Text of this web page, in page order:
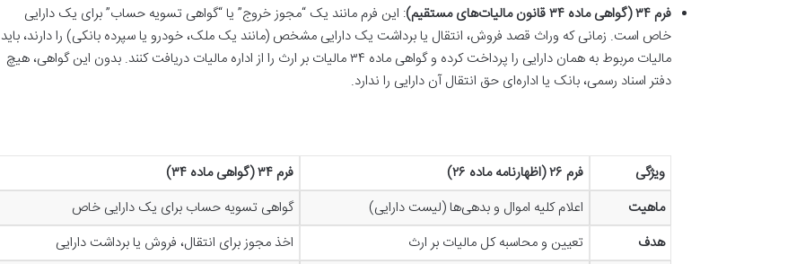
فرم ۳۴ (گواهی ماده ۳۴ قانون مالیات‌های مستقیم)
: این فرم مانند یک “مجوز خروج” یا “گواهی تسویه حساب” برای یک دارایی
خاص است. زمانی که وراث قصد فروش، انتقال یا برداشت یک دارایی مشخص (مانند یک ملک، خودرو یا سپرده بانکی) را دارند، باید
مالیات مربوط به همان دارایی را پرداخت کرده و گواهی ماده ۳۴ مالیات بر ارث را از اداره مالیات دریافت کنند. بدون این گواهی، هیچ
دفتر اسناد رسمی، بانک یا اداره‌ای حق انتقال آن دارایی را ندارد.
ویژگی فرم ۲۶ ( اظهارنامه ماده ۲۶) فرم۳۴ ( گواهی ماده۳۴)
ماهیت
اعلام کلیه اموال و بدهی‌ها (لیست دارایی)
گواهی تسویه حساب برای یک دارایی خاص
هدف
تعیین و محاسبه کل مالیات بر ارث
اخذ مجوز برای انتقال، فروش یا برداشت دارایی